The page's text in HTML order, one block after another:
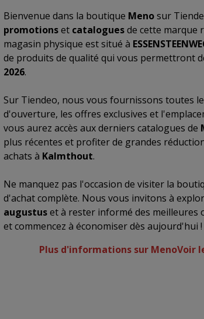
Bienvenue dans la boutique Menosur
promotionset cataloguesde cette marque
magasin physique est situé à
de produits de qualité qui vous permettront
2026.
Sur Tiendeo, nous vous fournissons toutes
d'ouverture, les offres exclusives et
vous aurez accès aux derniers catalogues de
plus récentes et profiter de grandes
achats à Kalmthout.
Ne manquez pas l'occasion de visiter la
d'achat complète. Nous vous invitons à
augustuset à rester informé des meilleures
et commencez à économiser dès aujourd'hui !
Plus d'informations sur MenoVoir